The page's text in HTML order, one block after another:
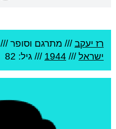
רז יעקב/// מתרגם וסופר ///
ישראל///
1944 /// גיל: 82